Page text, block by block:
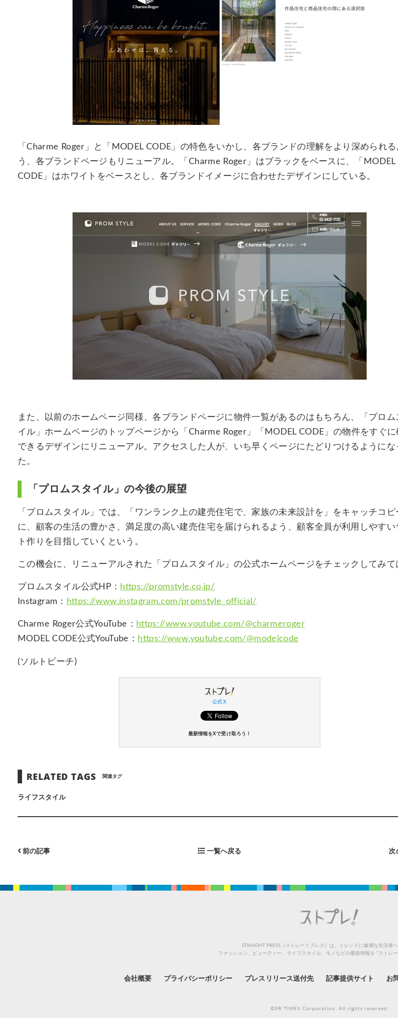
「Charme Roger」と「MODEL CODE」の特色をいかし、各ブランドの理解をより深められる
う、各ブランドページもリニューアル。「Charme Roger」はブラックをベースに、「MODEL
CODE」はホワイトをベースとし、各ブランドイメージに合わせたデザインにしている。
また、以前のホームページ同様、各ブランドページに物件一覧があるのはもちろん、「プロム
イル」ホームページのトップページから「Charme Roger」「MODEL CODE」の物件をすぐ
できるデザインにリニューアル。アクセスした人が、いち早くページにたどりつけるようにな
た。
「プロムスタイル」の今後の展望
「プロムスタイル」では、「ワンランク上の建売住宅で、家族の未来設計を」をキャッチコピ
に、顧客の生活の豊かさ、満足度の高い建売住宅を届けられるよう、顧客全員が利用しやすい
ト作りを目指していくという。
この機会に、リニューアルされた「プロムスタイル」の公式ホームページをチェックしてみて
プロムスタイル公式HP：
https://promstyle.co.jp/
Instagram：
https://www.instagram.com/promstyle_official/
Charme Roger公式YouTube：
https://www.youtube.com/@charmeroger
MODEL CODE公式YouTube：
https://www.youtube.com/@modelcode
(ソルトピーチ)
公式 X
最新情報をXで受け取ろう！
RELATED TAGS 関連タグ
ライフスタイル
前の記事 一覧へ戻る 次
STRAIGHT PRESS（ストレートプレス）は、トレンドに敏感な生活者へ
ファッション、ビューティー、ライフスタイル、モノなどの最新情報を “ストレー
会社概要 プライバシーポリシー プレスリリース送付先 記事提供サイト お
©PR TIMES Corporation. All rights reserved.